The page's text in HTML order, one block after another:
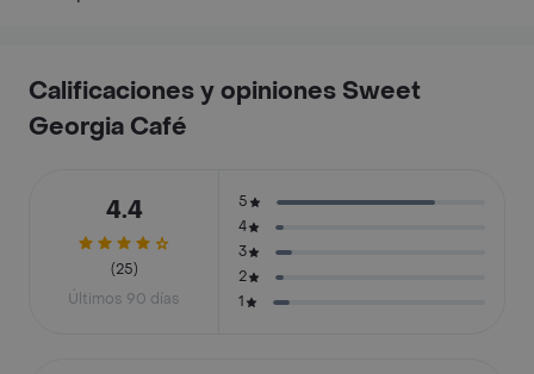
Calificaciones y opiniones Sweet
Georgia Café
4.4
(25)
Últimos 90 días
5
4
3
2
1